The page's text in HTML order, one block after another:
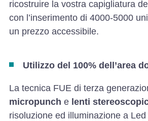
ricostruire la vostra capigliatura
con l’inserimento di 4000-5000
un prezzo accessibile.
Utilizzo del 100% dell’area
La tecnica FUE di terza
micropunch e lenti
risoluzione ed illuminazione a Led